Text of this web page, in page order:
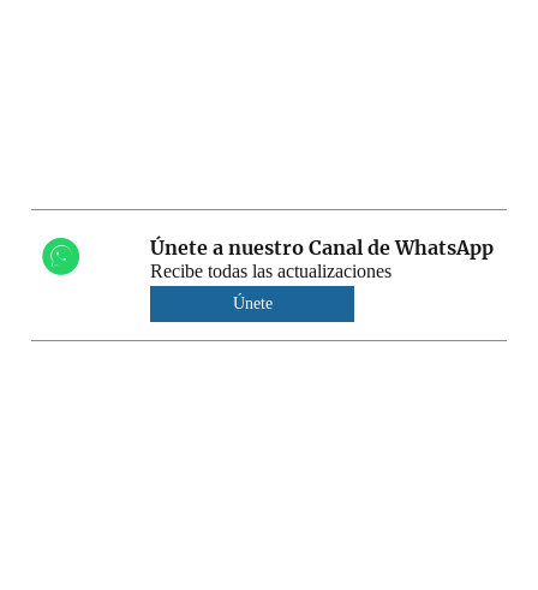
Únete a nuestro Canal de WhatsApp
Recibe todas las actualizaciones
Únete